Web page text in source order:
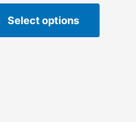
Select options